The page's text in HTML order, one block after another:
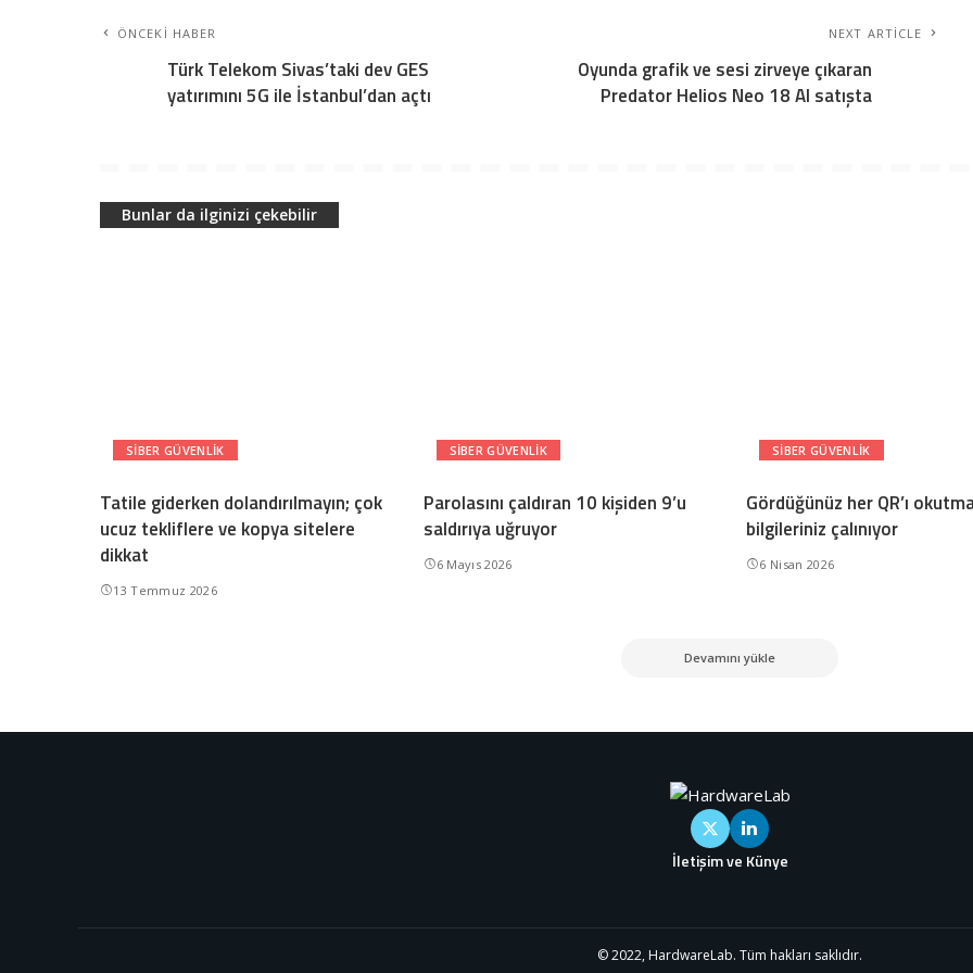
ÖNCEKI HABER
Türk Telekom Sivas’taki dev GES
yatırımını 5G ile İstanbul’dan açtı
NEXT ARTICLE
Oyunda grafik ve sesi zirveye çıkaran
Predator Helios Neo 18 AI satışta
Bunlar da ilginizi çekebilir
SIBER GÜVENLIK
Tatile giderken dolandırılmayın; çok
ucuz tekliflere ve kopya sitelere
dikkat
13 Temmuz 2026
SIBER GÜVENLIK
Parolasını çaldıran 10 kişiden 9’u
saldırıya uğruyor
6 Mayıs 2026
SIBER GÜVENLIK
Gördüğünüz her QR’ı
bilgileriniz çalınıyor
6 Nisan 2026
Devamını yükle
İletişim ve Künye
© 2022, HardwareLab. Tüm hakları saklıdır.